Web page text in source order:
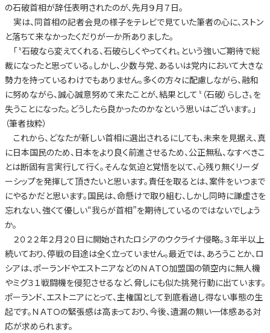
の石破首相が辞任表明されたのが、先月９月７日。
実は、同首相の記者会見の様子をテレビで見ていた筆者の心に、ストン
と落ちて来なかったくだりが一か所ありました。
「〝石破なら変えてくれる、石破らしくやってくれ〟という強いご期待で総
裁になったと思っている。しかし、少数与党、あるいは党内において大きな
勢力を持っているわけでもありません。多くの方々に配慮しながら、融和
に努めながら、誠心誠意努めて来たことが、結果として〝（石破）らしさ〟を
失うことになった。どうしたら良かったのかなという思いはございます。」
（筆者抜粋）
これから、どなたが新しい首相に選出されるにしても、未来を見据え、真
に日本国民のため、日本をより良く前進させるため、公正無私、なすべきこ
とは断固有言実行して行く。そんな気迫と覚悟を以て、心残り無くリーダ
ーシップを発揮して頂きたいと思います。責任を取るとは、案件をいつまで
にやるかだと思います。国民は、命懸けで取り組む、しかし同時に謙虚さを
忘れない、強くて優しい“我らが首相”を期待しているのではないでしょう
か。
２０２２年２月２０日に開始されたロシアのウクライナ侵略。３年半以上
続いており、停戦の目途は全く立っていません。最近では、あろうことか、ロ
シアは、ポーランドやエストニアなどのＮＡＴＯ加盟国の領空内に無人機
やミグ３１戦闘機を侵犯させるなど、脅しにも似た挑発行動に出ています。
ポーランド、エストニアにとって、主権国として到底看過し得ない事態の生
起です。ＮＡＴＯの緊張感は高まっており、今後、遺漏の無い一体感ある対
応が求められます。